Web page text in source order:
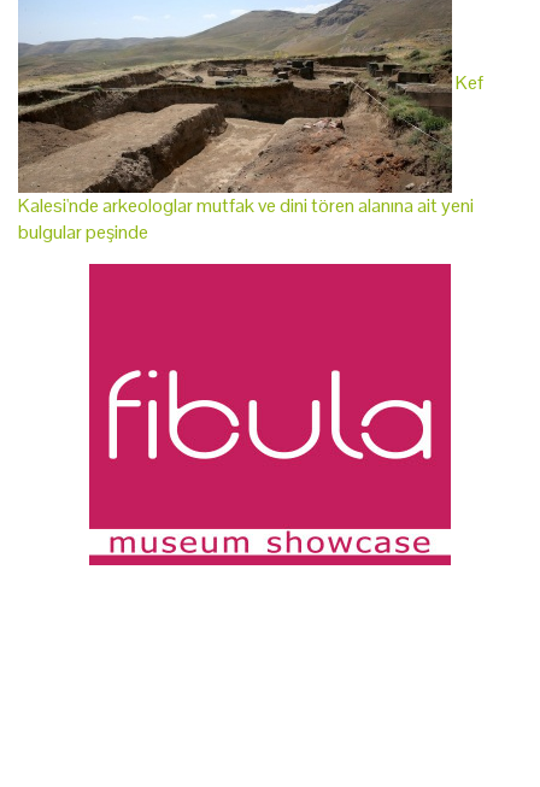
Kef
Kalesi'nde arkeologlar mutfak ve dini tören alanına ait yeni
bulgular peşinde